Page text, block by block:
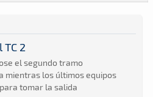
2
el segundo tramo
mientras los últimos equipos
tomar la salida